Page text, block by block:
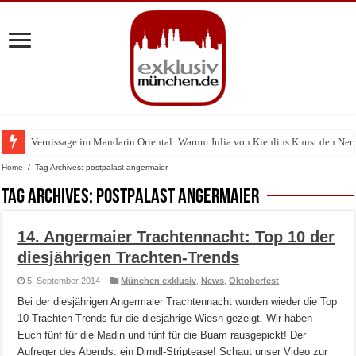
Vernissage im Mandarin Oriental: Warum Julia von Kienlins Kunst den
Home / Tag Archives: postpalast angermaier
Tag Archives: postpalast angermaier
14. Angermaier Trachtennacht: Top 10 der
diesjährigen Trachten-Trends
5. September 2014 München exklusiv ,News ,Oktoberfest
Bei der diesjährigen Angermaier Trachtennacht wurden wieder die Top
10 Trachten-Trends für die diesjährige Wiesn gezeigt. Wir haben
Euch fünf für die Madln und fünf für die Buam rausgepickt! Der
Aufreger des Abends: ein Dirndl-Striptease! Schaut unser Video zur